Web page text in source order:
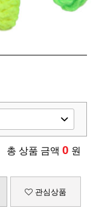
총 상품 금액 0 원
관심상품